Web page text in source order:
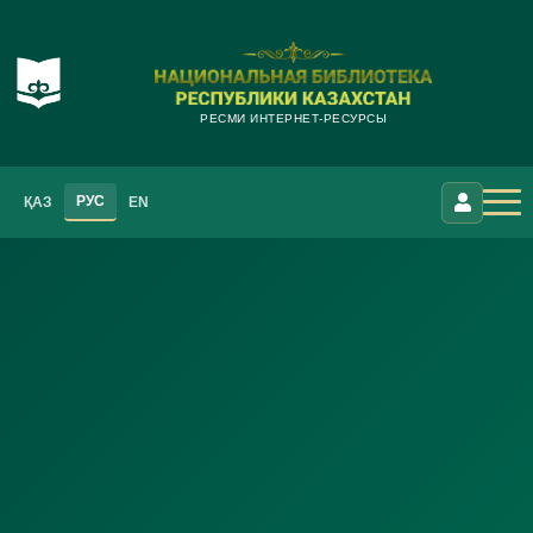
РЕСМИ ИНТЕРНЕТ-РЕСУРСЫ
ҚАЗ РУС EN